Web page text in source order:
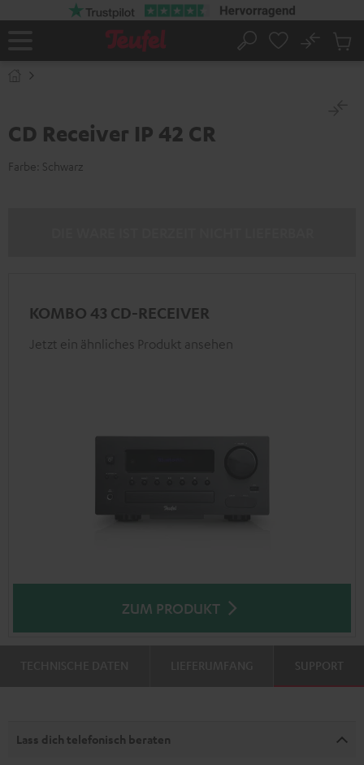
Startseite
Suche
No
CD Receiver IP 42 CR
Farbe: Schwarz
KOMBO 43 CD-RECEIVER
Jetzt ein ähnliches Produkt ansehen
ZUM PRODUKT
SUPPORT
Lass dich telefonisch beraten